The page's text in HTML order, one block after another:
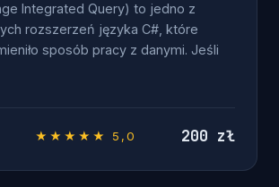
Integrated Query) to jedno z
rozszerzeń języka C#, które
sposób pracy z danymi. Jeśli
★★★★★ 5,0 200 zł